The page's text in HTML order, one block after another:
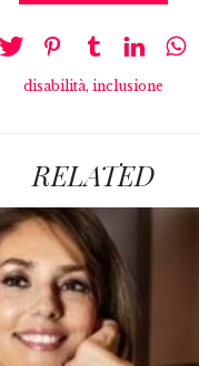
disabilità, inclusione
RELATED